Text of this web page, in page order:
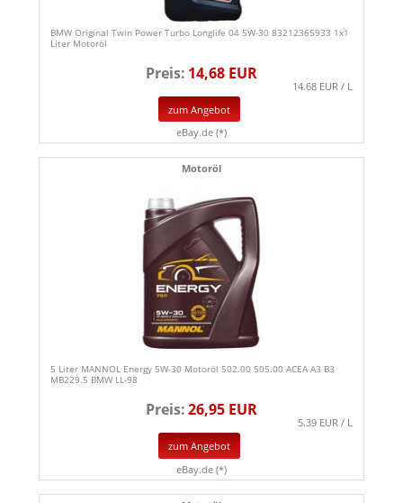
BMW Original Twin Power Turbo Longlife 04 5W-30 83212365933 1x1
Liter Motoröl
Preis: 14,68 EUR
14.68 EUR / L
zum Angebot
eBay.de (*)
Motoröl
5 Liter MANNOL Energy 5W-30 Motoröl 502.00 505.00 ACEA A3 B3
MB229.5 BMW LL-98
Preis:26,95 EUR
5.39 EUR / L
zum Angebot
eBay.de (*)